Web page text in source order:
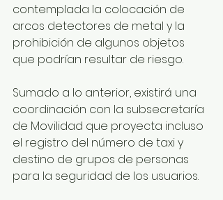
contemplada la colocación de
arcos detectores de metal y la
prohibición de algunos objetos
que podrían resultar de riesgo.
Sumado a lo anterior, existirá una
coordinación con la subsecretaría
de Movilidad que proyecta incluso
el registro del número de taxi y
destino de grupos de personas
para la seguridad de los usuarios.